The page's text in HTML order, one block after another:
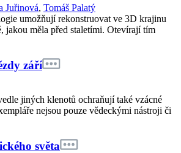
Juřinová, Tomáš Palatý
umožňují rekonstruovat ve 3D krajinu
jakou měla před staletími. Otevírají tím
září
jiných klenotů ochraňují také vzácné
nejsou pouze vědeckými nástroji či
světa